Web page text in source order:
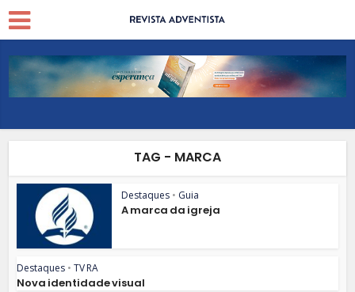
TAG - MARCA
Destaques • Guia
A marca da igreja
Destaques • TV RA
Nova identidade visual